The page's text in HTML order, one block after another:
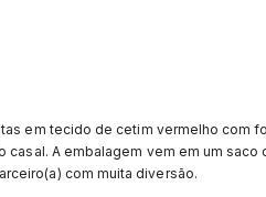
em tecido de cetim vermelho com
A embalagem vem em um saco
com muita diversão.